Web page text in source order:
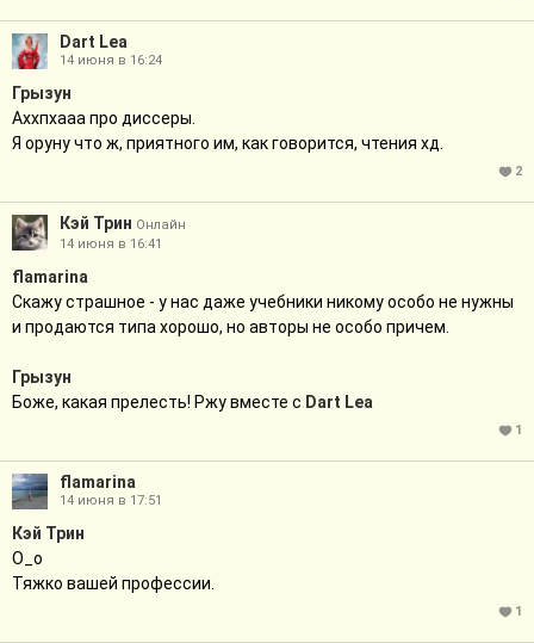
Dart Lea
14 июня в 16:24
Грызун
Аххпхааа про диссеры.
Я оруну что ж, приятного им, как говорится, чтения хд.
2
Кэй Трин Онлайн
14 июня в 16:41
flamarina
Скажу страшное - у нас даже учебники никому особо не нужны
и продаются типа хорошо, но авторы не особо причем.
Грызун
Боже, какая прелесть! Ржу вместе с Dart Lea
1
flamarina
14 июня в 17:51
Кэй Трин
О_о
Тяжко вашей профессии.
1